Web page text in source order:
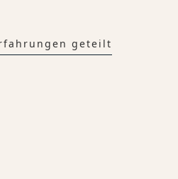
geteilt